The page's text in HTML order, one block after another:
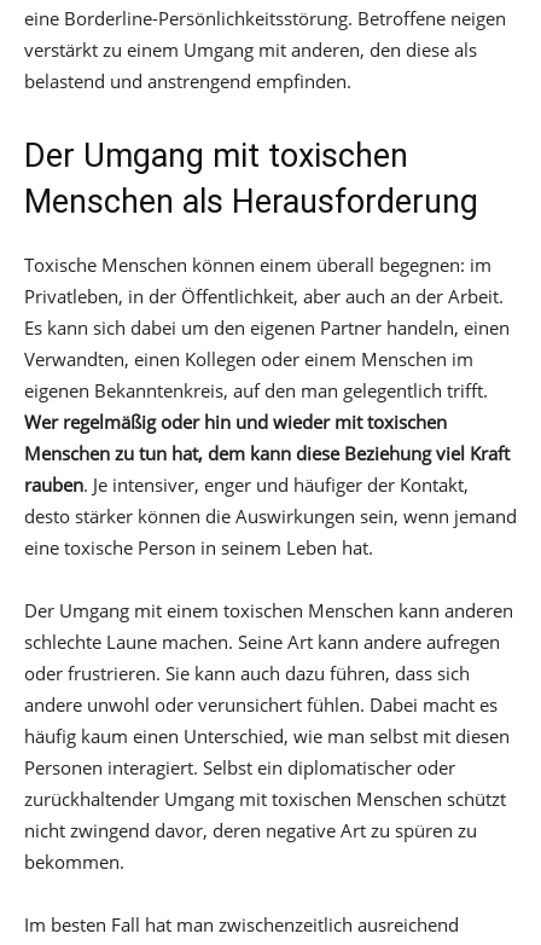
eine Borderline-Persönlichkeitsstörung. Betroffene neigen
verstärkt zu einem Umgang mit anderen, den diese als
belastend und anstrengend empfinden.
Der Umgang mit toxischen
Menschen als Herausforderung
Toxische Menschen können einem überall begegnen: im
Privatleben, in der Öffentlichkeit, aber auch an der Arbeit.
Es kann sich dabei um den eigenen Partner handeln, einen
Verwandten, einen Kollegen oder einem Menschen im
eigenen Bekanntenkreis, auf den man gelegentlich trifft.
Wer regelmäßig oder hin und wieder mit toxischen
Menschen zu tun hat, dem kann diese Beziehung viel Kraft
rauben. Je intensiver, enger und häufiger der Kontakt,
desto stärker können die Auswirkungen sein, wenn jemand
eine toxische Person in seinem Leben hat.
Der Umgang mit einem toxischen Menschen kann anderen
schlechte Laune machen. Seine Art kann andere aufregen
oder frustrieren. Sie kann auch dazu führen, dass sich
andere unwohl oder verunsichert fühlen. Dabei macht es
häufig kaum einen Unterschied, wie man selbst mit diesen
Personen interagiert. Selbst ein diplomatischer oder
zurückhaltender Umgang mit toxischen Menschen schützt
nicht zwingend davor, deren negative Art zu spüren zu
bekommen.
Im besten Fall hat man zwischenzeitlich ausreichend